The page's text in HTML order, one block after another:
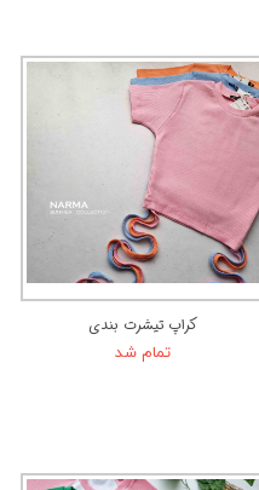
کراپ تیشرت بندی
تمام شد